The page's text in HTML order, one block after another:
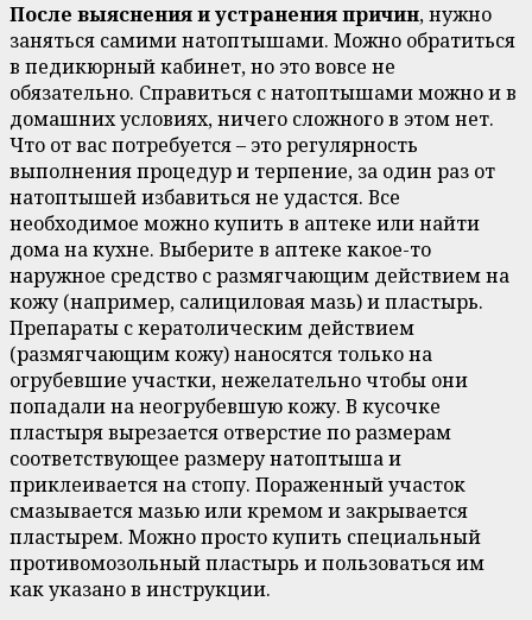
После выяснения и устранения причин, нужно
заняться самими натоптышами. Можно обратиться
в педикюрный кабинет, но это вовсе не
обязательно. Справиться с натоптышами можно и в
домашних условиях, ничего сложного в этом нет.
Что от вас потребуется – это регулярность
выполнения процедур и терпение, за один раз от
натоптышей избавиться не удастся. Все
необходимое можно купить в аптеке или найти
дома на кухне. Выберите в аптеке какое-то
наружное средство с размягчающим действием на
кожу (например, салициловая мазь) и пластырь.
Препараты с кератолическим действием
(размягчающим кожу) наносятся только на
огрубевшие участки, нежелательно чтобы они
попадали на неогрубевшую кожу. В кусочке
пластыря вырезается отверстие по размерам
соответствующее размеру натоптыша и
приклеивается на стопу. Пораженный участок
смазывается мазью или кремом и закрывается
пластырем. Можно просто купить специальный
противомозольный пластырь и пользоваться им
как указано в инструкции.